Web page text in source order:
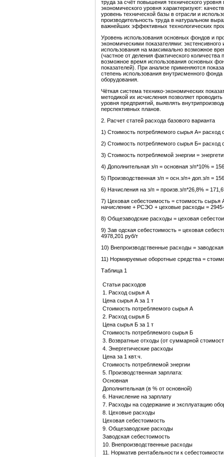
труда за счёт повышения технического
экономического уровня характеризуют:
уровень технической базы в отрасли и
производительность труда в натуральном
важнейших эффективных технологических
Уровень использования основных фондов и
экономическими показателями:
использования на максимально возможное
(частное от деления фактического
возможное время использования основных
показателей). При анализе применяются
степень использования внутрисменного
оборудования.
Чёткая система технико-экономических
методикой их исчисления позволяет
уровня предприятий, выявлять
перспективных планов.
2. Расчет статей расхода базового варианта
1) Стоимость потребляемого сырья А=
2) Стоимость потребляемого сырья Б=
3) Стоимость потребляемой энергии =
4) Дополнительная з/п = основная з/п*10% =
5) Производственная з/п = осн.з/п+ доп.з/п =
6) Начисления на з/п = произв.з/п*26,8% =
7) Цеховая себестоимость = стоимость сырья
начисление + РСЭО + цеховые расходы =
8) Общезаводские расходы = цеховая
9) Зав одская себестоимость = цеховая
4978,201 руб/т
10) Внепроизводственные расходы =
11) Нормируемые оборотные средства =
Таблица 1
Статьи расходов
1. Расход сырья А
Цена сырья А за 1 т
Стоимость потребляемого сырья А
2. Расход сырья Б
Цена сырья Б за 1 т
Стоимость потребляемого сырья Б
3. Возвратные отходы (от суммарной
4. Энергетические расходы
Цена за 1 квт.ч.
Стоимость потребляемой энергии
5. Производственная зарплата:
Основная
Дополнительная (в % от основной)
6. Начисление на зарплату
7. Расходы на содержание и эксплуатацию
8. Цеховые расходы
Цеховая себестоимость
9. Общезаводские расходы
Заводская себестоимость
10. Внепроизводственные расходы
11. Норматив рентабельности к себестоимости